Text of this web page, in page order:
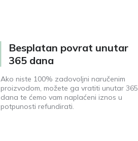
Besplatan povrat unutar
365 dana
Ako niste 100% zadovoljni naručenim
proizvodom, možete ga vratiti unutar 365
dana te ćemo vam naplaćeni iznos u
potpunosti refundirati.